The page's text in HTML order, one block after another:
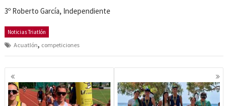
3º Roberto García, Independiente
Noticias Triatlón
Acuatlón, competiciones
Navegación
de
entradas